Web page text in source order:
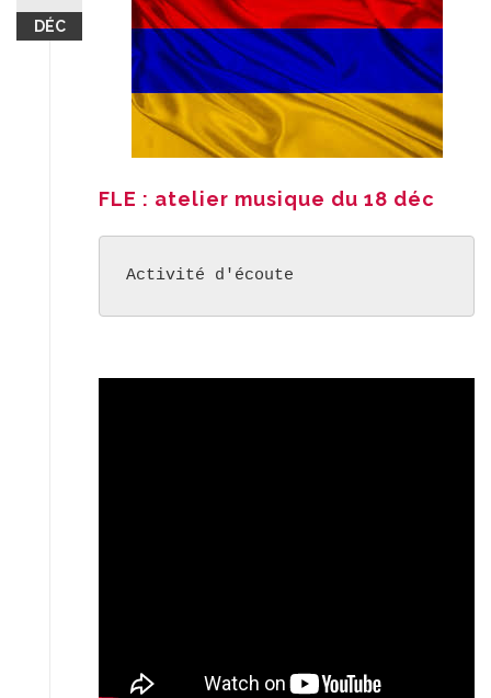
DÉC
FLE : atelier musique du 18 déc
Activité d'écoute